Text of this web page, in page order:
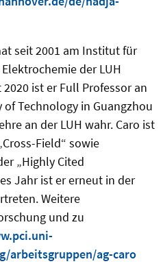
seit 2001 am Institut für
der LUH
ist er Full Professor an
Technology in Guangzhou
an der LUH wahr. Caro ist
Field“ sowie
„Highly Cited
Jahr ist er erneut in der
Weitere
und zu
arbeitsgruppen/ag-caro